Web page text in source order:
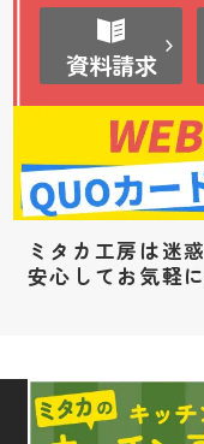
資料請求
ミタカ工房は迷
安心してお気軽